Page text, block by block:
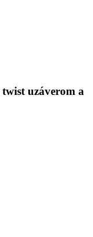
uzáverom a